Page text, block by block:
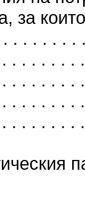
за
. . . . . .
. . . . . .
. . . . . .
. . . . . .
. . . . . .